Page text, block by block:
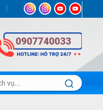
0907740033